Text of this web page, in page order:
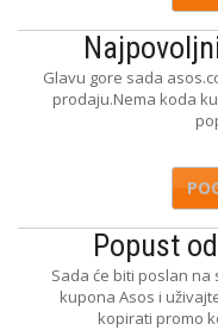
Glavu gore sada
prodaju.Nema koda
Popust
Sada će biti poslan
kupona Asos i
kopirati promo